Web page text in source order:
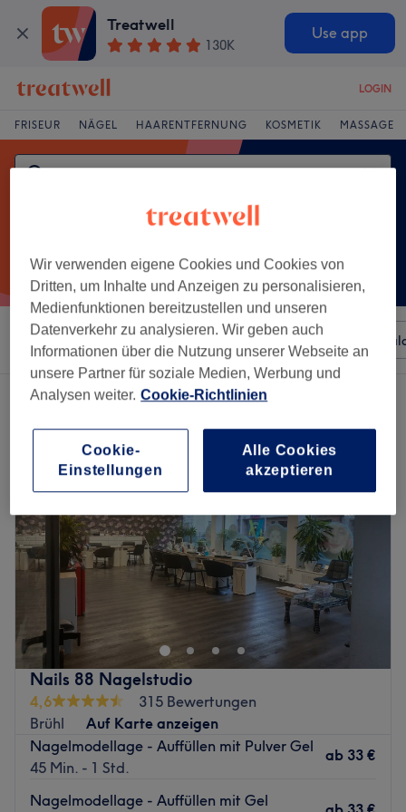
Treatwell
130K
Use app
LOGIN
FRISEUR NÄGEL HAARENTFERNUNG KOSMETIK MASSAGE
Sortieren nach Beliebiger Preis Besonderheiten
Ein Salon, der anbietet: nägel auffüllen in Brühl
Nails 88 Nagelstudio
4,6
315 Bewertungen
Brühl
Auf Karte anzeigen
Nagelmodellage - Auffüllen mit Pulver Gel
45 Min. - 1 Std.
ab 33 €
Nagelmodellage - Auffüllen mit Gel
Wir verwenden eigene Cookies und Cookies von
Dritten, um Inhalte und Anzeigen zu personalisieren,
Medienfunktionen bereitzustellen und unseren
Datenverkehr zu analysieren. Wir geben auch
Informationen über die Nutzung unserer Webseite an
unsere Partner für soziale Medien, Werbung und
Analysen weiter. Cookie-Richtlinien
Cookie-
Einstellungen
Alle Cookies
akzeptieren